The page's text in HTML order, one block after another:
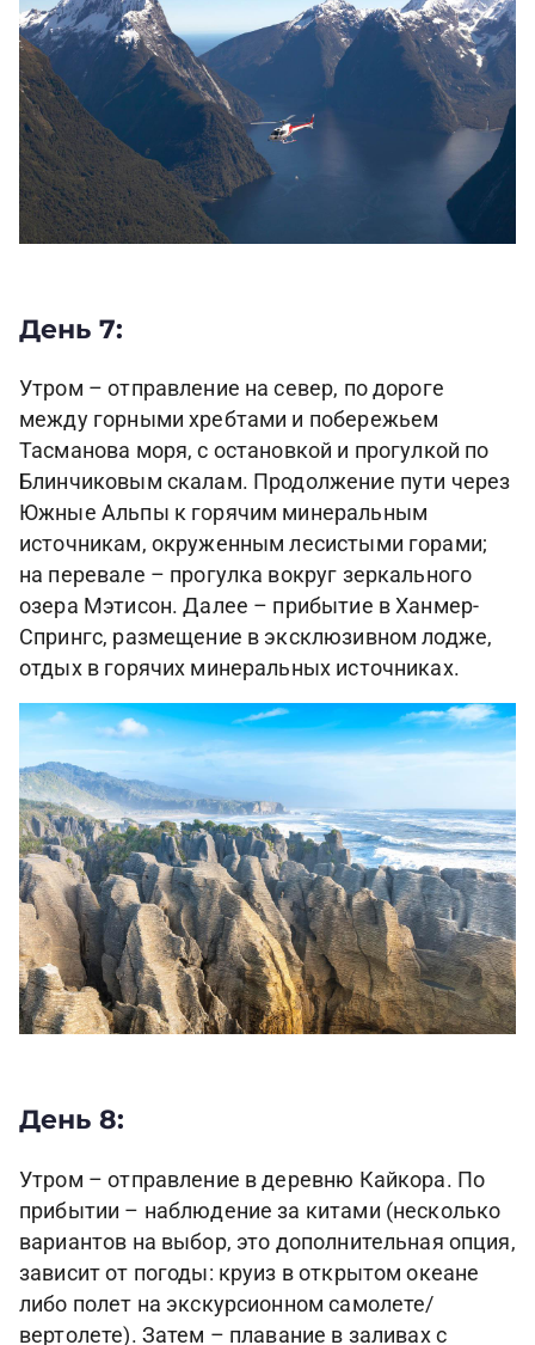
День 7:
Утром – отправление на север, по дороге
между горными хребтами и побережьем
Тасманова моря, с остановкой и прогулкой по
Блинчиковым скалам. Продолжение пути через
Южные Альпы к горячим минеральным
источникам, окруженным лесистыми горами;
на перевале – прогулка вокруг зеркального
озера Мэтисон. Далее – прибытие в Ханмер-
Спрингс, размещение в эксклюзивном лодже,
отдых в горячих минеральных источниках.
День 8:
Утром – отправление в деревню Кайкора. По
прибытии – наблюдение за китами (несколько
вариантов на выбор, это дополнительная опция,
зависит от погоды: круиз в открытом океане
либо полет на экскурсионном самолете/
вертолете). Затем – плавание в заливах с